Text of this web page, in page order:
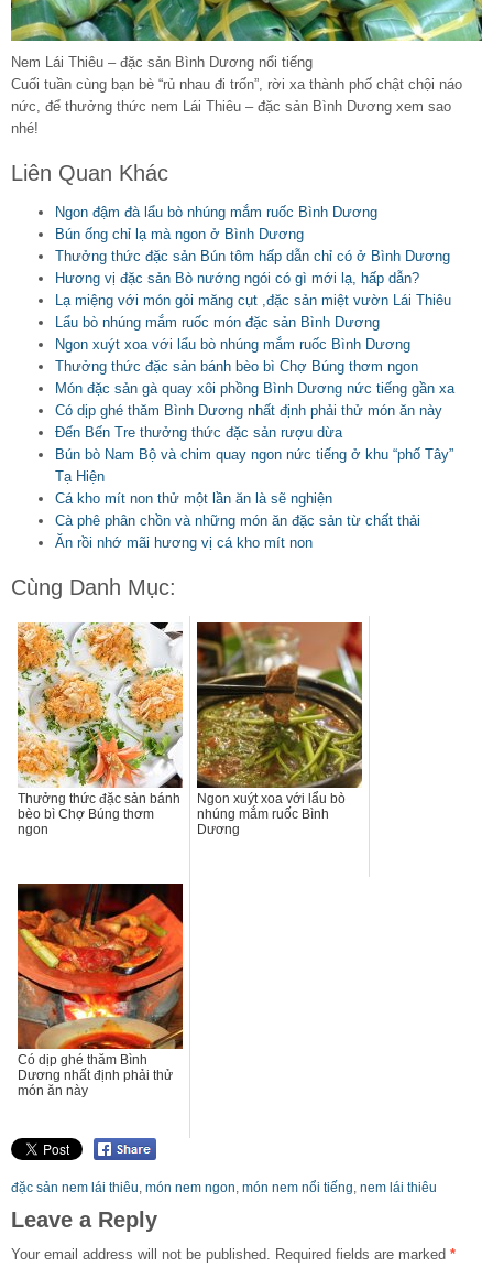
Nem Lái Thiêu – đặc sản Bình Dương nổi tiếng
Cuối tuần cùng bạn bè “rủ nhau đi trốn”, rời xa thành phố chật chội náo
nức, để thưởng thức nem Lái Thiêu – đặc sản Bình Dương xem sao
nhé!
Liên Quan Khác
Ngon đậm đà lẩu bò nhúng mắm ruốc Bình Dương
Bún ống chỉ lạ mà ngon ở Bình Dương
Thưởng thức đặc sản Bún tôm hấp dẫn chỉ có ở Bình Dương
Hương vị đặc sản Bò nướng ngói có gì mới lạ, hấp dẫn?
Lạ miệng với món gỏi măng cụt ,đặc sản miệt vườn Lái Thiêu
Lẩu bò nhúng mắm ruốc món đặc sản Bình Dương
Ngon xuýt xoa với lẩu bò nhúng mắm ruốc Bình Dương
Thưởng thức đặc sản bánh bèo bì Chợ Búng thơm ngon
Món đặc sản gà quay xôi phồng Bình Dương nức tiếng gần xa
Có dịp ghé thăm Bình Dương nhất định phải thử món ăn này
Đến Bến Tre thưởng thức đặc sản rượu dừa
Bún bò Nam Bộ và chim quay ngon nức tiếng ở khu “phố Tây”
Tạ Hiện
Cá kho mít non thử một lần ăn là sẽ nghiện
Cà phê phân chồn và những món ăn đặc sản từ chất thải
Ăn rồi nhớ mãi hương vị cá kho mít non
Cùng Danh Mục:
Thưởng thức đặc sản bánh
bèo bì Chợ Búng thơm
ngon
Ngon xuýt xoa với lẩu bò
nhúng mắm ruốc Bình
Dương
Có dịp ghé thăm Bình
Dương nhất định phải thử
món ăn này
đặc sản nem lái thiêu món nem ngon món nem nổi tiếng nem lái thiêu
Leave a Reply
Your email address will not be published. Required fields are marked *